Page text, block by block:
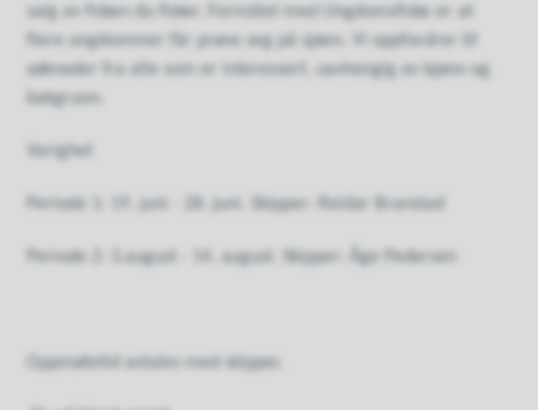
salg av fisken du fisker. Formålet med Ungdomsfiske er at
flere ungdommer får prøve seg på sjøen. Vi oppfordrer til
søknader fra alle som er interessert, uavhengig av kjønn og
bakgrunn.
Varighet
Periode 1: 19. juni - 28. juni. Skipper: Reidar Branstad
Periode 2: 3.august - 14. august. Skipper: Åge Pedersen
Oppmøtetid avtales med skipper.